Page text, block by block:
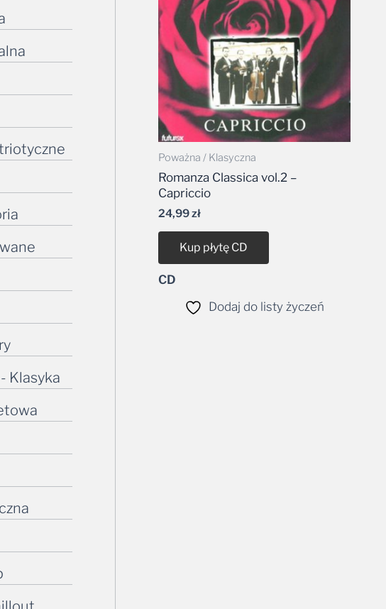
Klasyka
Poważna / Klasyczna
Romanza Classica vol.2 –
Capriccio
24,99zł
Kup płytę CD
CD
Dodaj do listy życzeń